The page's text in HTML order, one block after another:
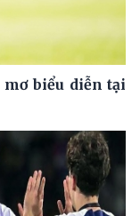
biểu diễn tại